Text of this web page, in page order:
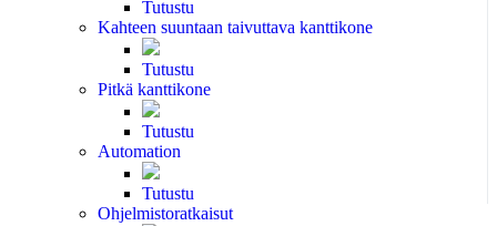
Tutustu
Kahteen suuntaan taivuttava kanttikone
Tutustu
Pitkä kanttikone
Tutustu
Automation
Tutustu
Ohjelmistoratkaisut